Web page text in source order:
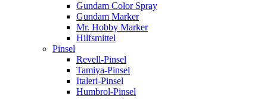
Gundam Color Spray
Gundam Marker
Mr. Hobby Marker
Hilfsmittel
Pinsel
Revell-Pinsel
Tamiya-Pinsel
Italeri-Pinsel
Humbrol-Pinsel